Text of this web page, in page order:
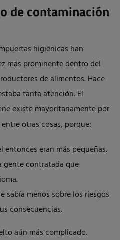
de contaminación
higiénicas han
más prominente dentro del
de alimentos. Hace
tanta atención. El
existe mayoritariamente por
otras cosas, porque:
entonces eran más pequeñas.
gente contratada que
sabía menos sobre los riesgos
consecuencias.
aún más complicado.